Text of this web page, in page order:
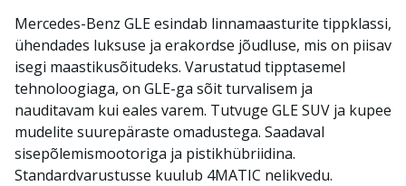
Mercedes-Benz GLE esindab linnamaasturite tippklassi,
ühendades luksuse ja erakordse jõudluse, mis on piisav
isegi maastikusõitudeks. Varustatud tipptasemel
tehnoloogiaga, on GLE-ga sõit turvalisem ja
nauditavam kui eales varem. Tutvuge GLE SUV ja kupee
mudelite suurepäraste omadustega. Saadaval
sisepõlemismootoriga ja pistikhübriidina.
Standardvarustusse kuulub 4MATIC nelikvedu.